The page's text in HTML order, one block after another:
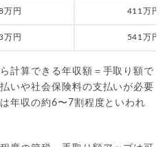
万円 411万円
万円 541万円
計算できる年収額＝手取り額で
いや社会保険料の支払いが必要
年収の約6〜7割程度といわれ